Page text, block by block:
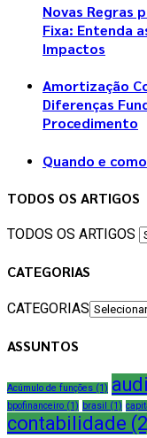
Novas Regras
Fixa: Entenda
Impactos
Amortização
Diferenças
Procedimento
Quando e
TODOS OS ARTIGOS
TODOS OS ARTIGOS
CATEGORIAS
CATEGORIAS
ASSUNTOS
Acúmulo de funções (1)
bpofinanceiro (1) brasil (1)
contabilidade